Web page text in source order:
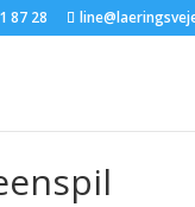
87 28